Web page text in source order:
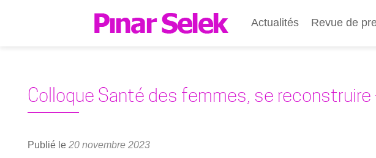
Actualités Revue de
Colloque Santé des femmes, se
Publié le 20 novembre 2023